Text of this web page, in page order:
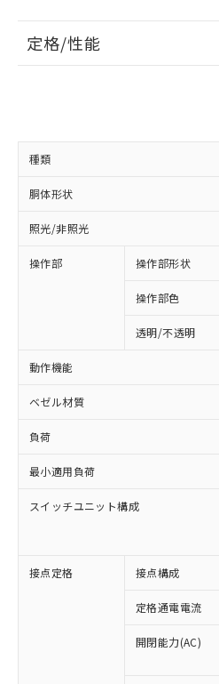
定格/性能
種類
胴体形状
照光/非照光
操作部 操作部形状
操作部色
透明/不透明
動作機能
ベゼル材質
負荷
最小適用負荷
スイッチユニット構成
接点定格 接点構成
定格通電電流
開閉能力(AC)
※1 対応状況
対応済み：EU RoHS
非含有に対応した製品
対応予定：EU RoHS指